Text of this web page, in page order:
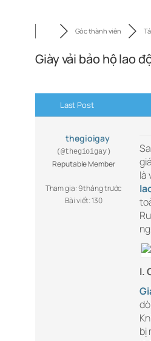
Góc thành viên
Giày vải bảo hộ lao
Last Post
thegioigay
(@thegioigay)
Reputable Member
Tham gia: 9 tháng trước
Bài viết: 130
là
I.
bị